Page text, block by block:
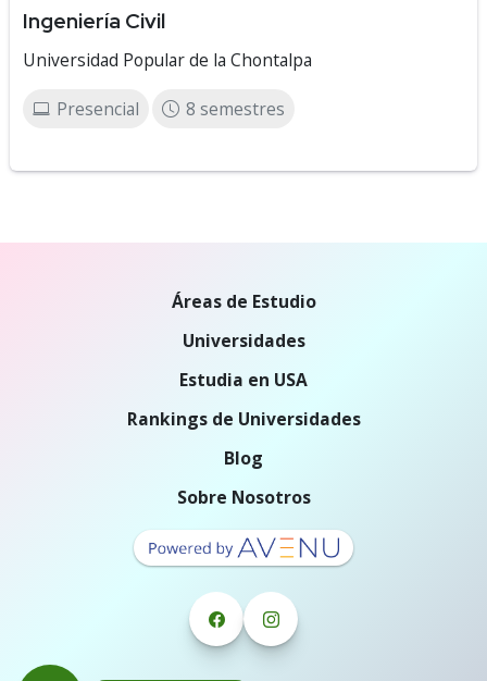
Ingeniería Civil
Universidad Popular de la Chontalpa
Presencial 8 semestres
Áreas de Estudio
Universidades
Estudia en USA
Rankings de Universidades
Blog
Sobre Nosotros